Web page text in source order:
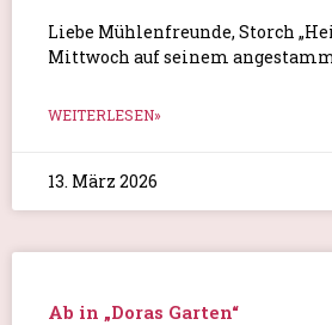
Liebe Mühlenfreunde, Storch
Mittwoch auf seinem
WEITERLESEN»
13. März 2026
Ab in „Doras Garten“